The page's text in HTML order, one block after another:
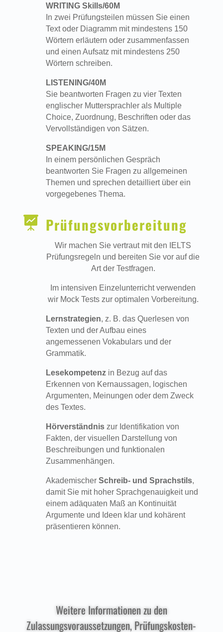
WRITING Skills/60M
In zwei Prüfungsteilen müssen Sie einen
Text oder Diagramm mit mindestens 150
Wörtern erläutern oder zusammenfassen
und einen Aufsatz mit mindestens 250
Wörtern schreiben.
LISTENING/40M
Sie beantworten Fragen zu vier Texten
englischer Muttersprachler als Multiple
Choice, Zuordnung, Beschriften oder das
Vervollständigen von Sätzen.
SPEAKING/15M
In einem persönlichen Gespräch
beantworten Sie Fragen zu allgemeinen
Themen und sprechen detailliert über ein
vorgegebenes Thema.
 Prüfungsvorbereitung
Wir machen Sie vertraut mit den IELTS
Prüfungsregeln und bereiten Sie vor auf die
Art der Testfragen.
Im intensiven Einzelunterricht verwenden
wir Mock Tests zur optimalen Vorbereitung.
Lernstrategien, z. B. das Querlesen von
Texten und der Aufbau eines
angemessenen Vokabulars und der
Grammatik.
Lesekompetenzin Bezug auf das
Erkennen von Kernaussagen, logischen
Argumenten, Meinungen oder dem Zweck
des Textes.
Hörverständniszur Identifikation von
Fakten, der visuellen Darstellung von
Beschreibungen und funktionalen
Zusammenhängen.
Akademischer Schreib- und Sprachstils,
damit Sie mit hoher Sprachgenauigkeit und
einem adäquaten Maß an Kontinuität
Argumente und Ideen klar und kohärent
präsentieren können.
Weitere Informationen zu den
Zulassungsvoraussetzungen, Prüfungskosten-